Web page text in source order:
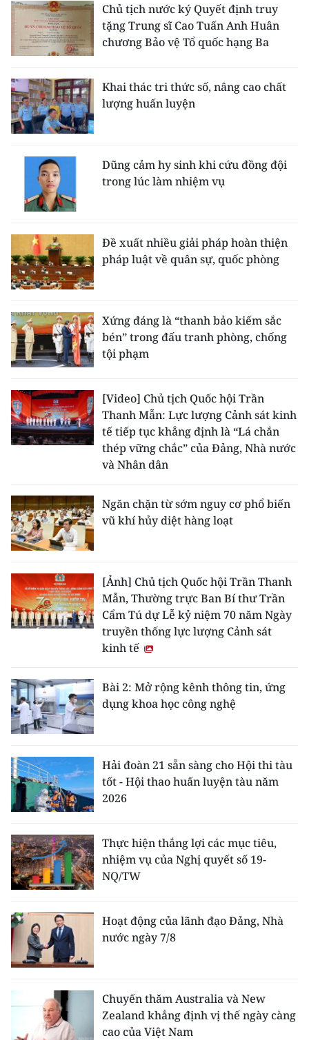
Chủ tịch nước ký Quyết định truy
tặng Trung sĩ Cao Tuấn Anh Huân
chương Bảo vệ Tổ quốc hạng Ba
Khai thác tri thức số, nâng cao chất
lượng huấn luyện
Dũng cảm hy sinh khi cứu đồng đội
trong lúc làm nhiệm vụ
Đề xuất nhiều giải pháp hoàn thiện
pháp luật về quân sự, quốc phòng
Xứng đáng là “thanh bảo kiếm sắc
bén” trong đấu tranh phòng, chống
tội phạm
[Video] Chủ tịch Quốc hội Trần
Thanh Mẫn: Lực lượng Cảnh sát kinh
tế tiếp tục khẳng định là “Lá chắn
thép vững chắc” của Đảng, Nhà nước
và Nhân dân
Ngăn chặn từ sớm nguy cơ phổ biến
vũ khí hủy diệt hàng loạt
[Ảnh] Chủ tịch Quốc hội Trần Thanh
Mẫn, Thường trực Ban Bí thư Trần
Cẩm Tú dự Lễ kỷ niệm 70 năm Ngày
truyền thống lực lượng Cảnh sát
kinh tế
Bài 2: Mở rộng kênh thông tin, ứng
dụng khoa học công nghệ
Hải đoàn 21 sẵn sàng cho Hội thi tàu
tốt - Hội thao huấn luyện tàu năm
2026
Thực hiện thắng lợi các mục tiêu,
nhiệm vụ của Nghị quyết số 19-
NQ/TW
Hoạt động của lãnh đạo Đảng, Nhà
nước ngày 7/8
Chuyến thăm Australia và New
Zealand khẳng định vị thế ngày càng
cao của Việt Nam